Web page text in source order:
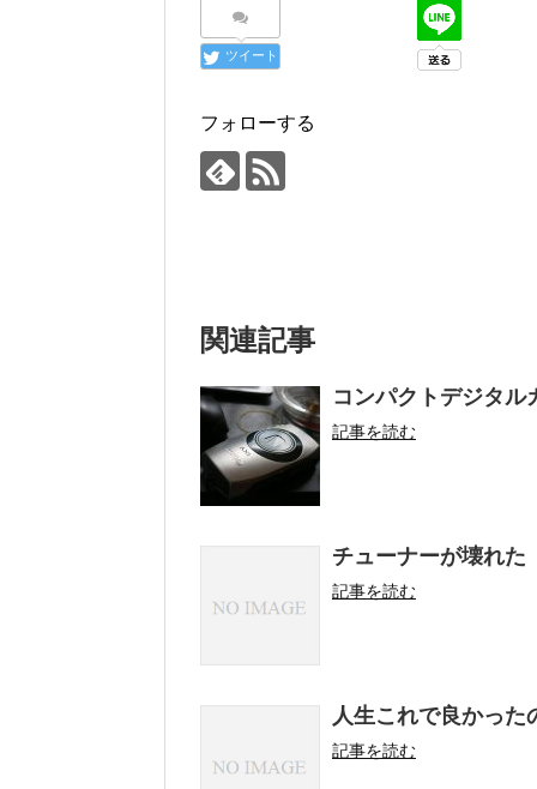
ツイート
フォローする
関連記事
コンパクトデジタル
記事を読む
チューナーが壊れた
記事を読む
人生これで良かった
記事を読む